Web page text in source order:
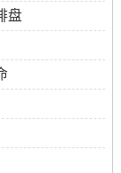
定，尤其适合
定稳固和谐的
位“轸水蚓”
和睦~人际融
盘